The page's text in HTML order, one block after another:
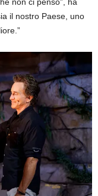
il nostro Paese, uno